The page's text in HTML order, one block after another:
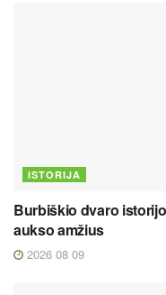
ISTORIJA
Burbiškio dvaro
aukso amžius
2026 08 09